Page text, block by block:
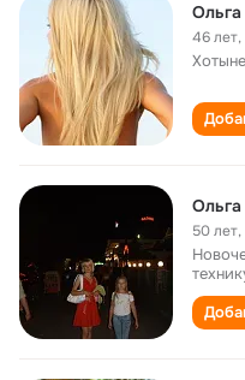
46 лет,
50 лет,